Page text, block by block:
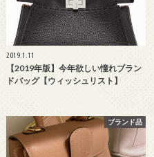
2019.1.11
【2019年版】今年欲しい憧れブラン
ドバッグ【ウィッシュリスト】
ブランド品